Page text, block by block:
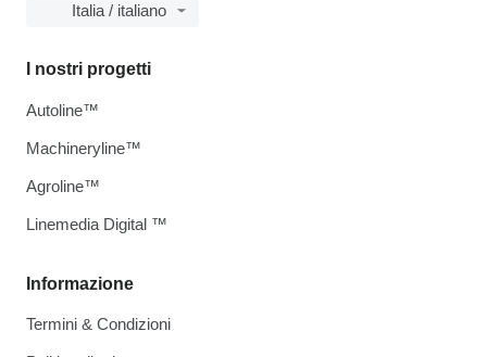
Italia / italiano
Informazione
Termini & Condizioni
I nostri progetti
Autoline™
Machineryline™
Agroline™
Linemedia Digital ™